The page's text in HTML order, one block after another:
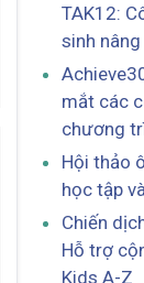
TAK12:
sinh
mắt các
chương
Hội thảo
học tập
Chiến
Hỗ trợ
Kids A-Z